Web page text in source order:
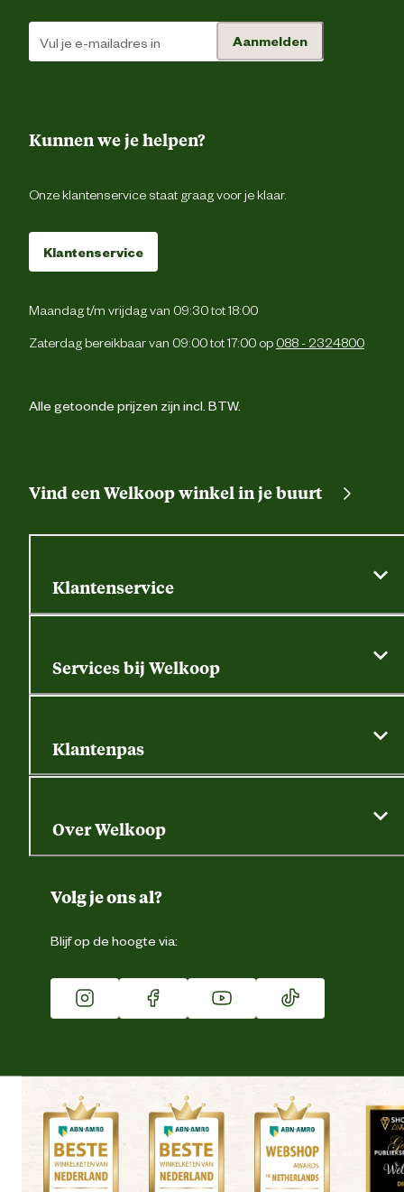
Aanmelden
Kunnen we je helpen?
Onze klantenservice staat graag voor je klaar.
Klantenservice
Maandag t/m vrijdag van 09:30 tot 18:00
Zaterdag bereikbaar van 09:00 tot 17:00 op 088 - 2324800
Alle getoonde prijzen zijn incl. BTW.
Vind een Welkoop winkel in je buurt
Klantenservice
Contactformulier
Retouren, service en garantie
Services bij Welkoop
Dierspecialist
Klantenpas
Gegevens wijzigen
Over Welkoop
Duurzaamheid
Franchise
Vacatures
Winkels
Volg je ons al?
Blijf op de hoogte via: